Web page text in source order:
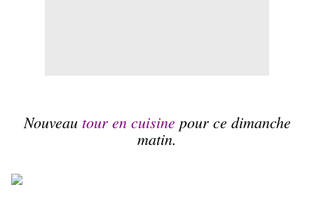
Nouveau tour en cuisine pour ce dimanche
matin.